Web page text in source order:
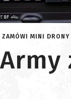
MINI DRONY